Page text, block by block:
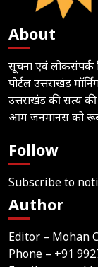
About
सूचना एवं लोकसंपर्क
पोर्टल उत्तराखंड
उत्तराखंड की सत्य
आम जनमानस को
Follow
Subscribe to
Author
Editor – Mohan
Phone – +91